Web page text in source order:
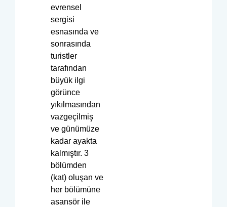
evrensel
sergisi
esnasında ve
sonrasında
turistler
tarafından
büyük ilgi
görünce
yıkılmasından
vazgeçilmiş
ve günümüze
kadar ayakta
kalmıştır. 3
bölümden
(kat) oluşan ve
her bölümüne
asansör ile